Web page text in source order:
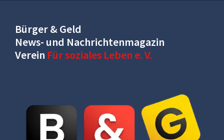
Bürger & Geld
News- und Nachrichtenmagazin
Verein Für soziales Leben e. V.